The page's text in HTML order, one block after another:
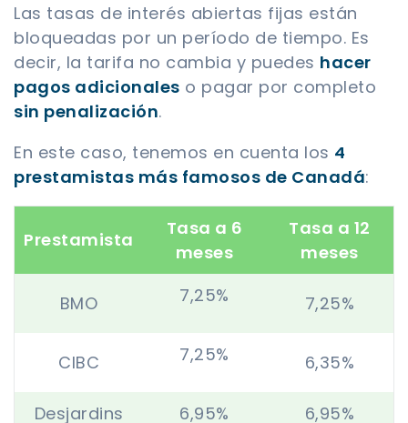
Las tasas de interés abiertas fijas están
bloqueadas por un período de tiempo. Es
decir, la tarifa no cambia y puedes hacer
pagos adicionales o pagar por completo
sin penalización.
En este caso, tenemos en cuenta los 4
prestamistas más famosos de Canadá:
Prestamista
Tasa a 6
meses
Tasa a 12
meses
BMO 7,25% 7,25%
CIBC 7,25% 6,35%
Desjardins 6,95% 6,95%